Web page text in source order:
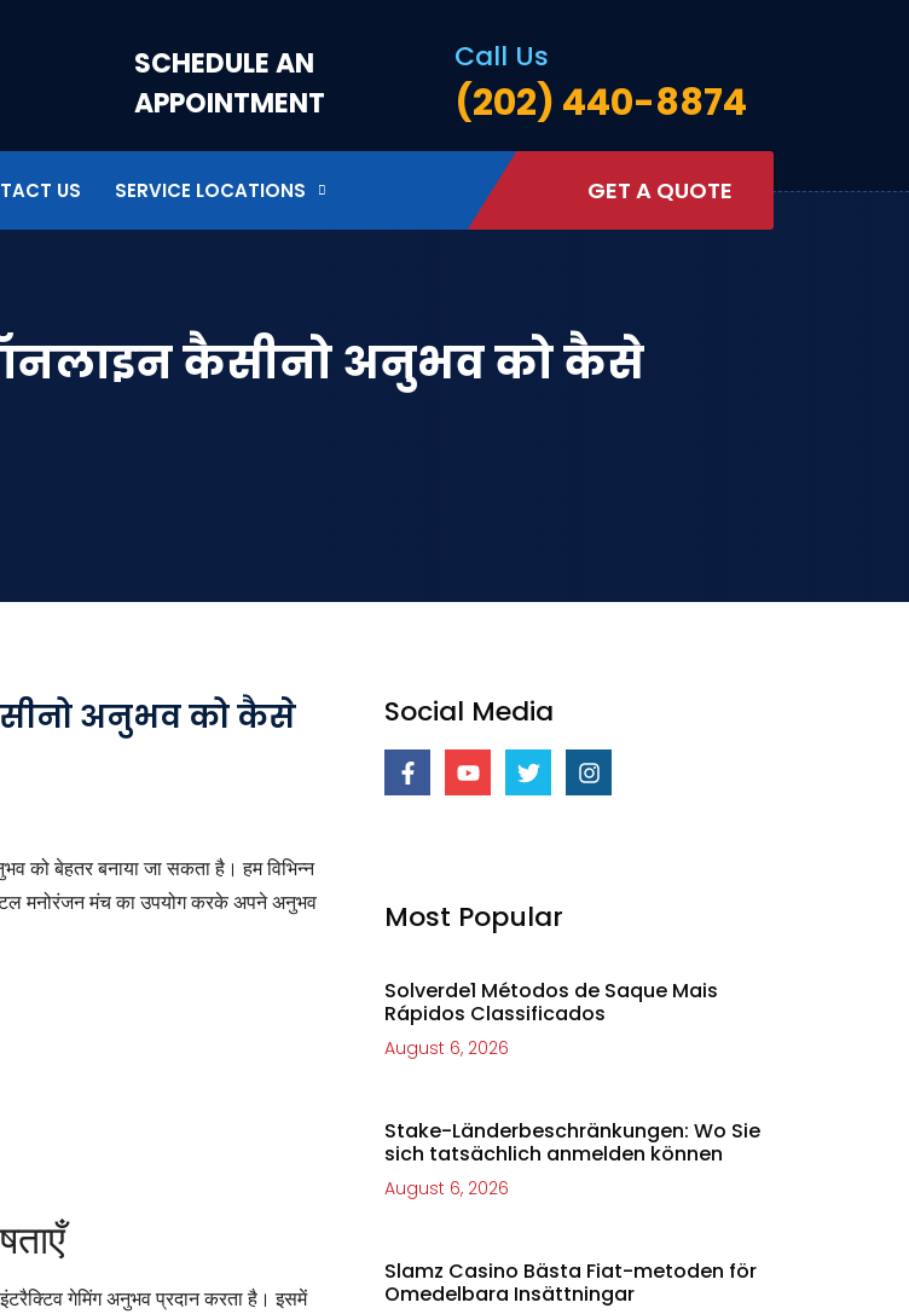
SCHEDULE AN
APPOINTMENT
Call Us
(202) 440-8874
US SERVICE LOCATIONS GET A QUOTE
कैसीनो अनुभव को कैसे
अनुभव को कैसे
बेहतर बनाया जा सकता है। हम विभिन्न
मनोरंजन मंच का उपयोग करके अपने अनुभव
गेमिंग अनुभव प्रदान करता है। इसमें
Social Media
Most Popular
Solverde1 Métodos de Saque Mais
Rápidos Classificados
August 6, 2026
Stake-Länderbeschränkungen: Wo Sie
sich tatsächlich anmelden können
August 6, 2026
Slamz Casino Bästa Fiat-metoden för
Omedelbara Insättningar